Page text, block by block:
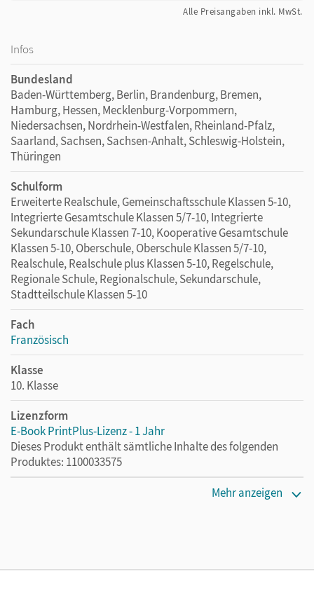
Alle Preisangaben inkl. MwSt.
Infos
Bundesland
Baden-Württemberg, Berlin, Brandenburg, Bremen,
Hamburg, Hessen, Mecklenburg-Vorpommern,
Niedersachsen, Nordrhein-Westfalen, Rheinland-Pfalz,
Saarland, Sachsen, Sachsen-Anhalt, Schleswig-Holstein,
Thüringen
Schulform
Erweiterte Realschule, Gemeinschaftsschule Klassen 5-10,
Integrierte Gesamtschule Klassen 5/7-10, Integrierte
Sekundarschule Klassen 7-10, Kooperative Gesamtschule
Klassen 5-10, Oberschule, Oberschule Klassen 5/7-10,
Realschule, Realschule plus Klassen 5-10, Regelschule,
Regionale Schule, Regionalschule, Sekundarschule,
Stadtteilschule Klassen 5-10
Fach
Französisch
Klasse
10. Klasse
Lizenzform
E-Book PrintPlus-Lizenz - 1 Jahr
Dieses Produkt enthält sämtliche Inhalte des folgenden
Produktes: 1100033575
ein Jahr lang ergänzend zum Print-Titel nutzen möchten.
Mehr anzeigen